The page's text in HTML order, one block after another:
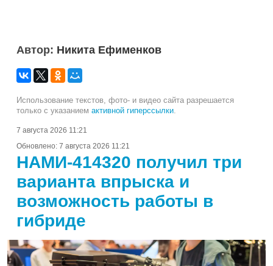
Автор: Никита Ефименков
Использование текстов, фото- и видео сайта разрешается
только с указанием активной гиперссылки
7 августа 2026 11:21
Обновлено: 7 августа 2026 11:21
НАМИ-414320 получил три
варианта впрыска и
возможность работы в
гибриде